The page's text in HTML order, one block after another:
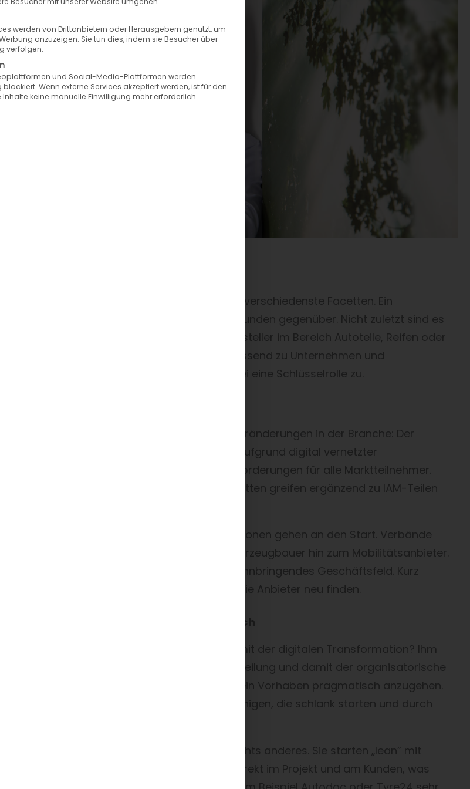
zum innovativen Geschäftsmodell
Automotive Aftermarket zu sein, hat verschiedenste Facetten. Ein
oder ausgezeichneter Service dem Kunden gegenüber. Nicht zuletzt sind es
über den Erfolg entscheiden. Händler und Hersteller im Bereich Autoteile, Reifen oder
jeweils eigenen Innovationsmodus finden. Passend zu Unternehmen und
tragfähigen Lösungsarchitektur kommt dabei eine Schlüsselrolle zu.
härter
und -händler eint, sind fundamentale Veränderungen in der Branche: Der
, Zubehör- und Reifenmarkt wird härter. Aufgrund digital vernetzter
und Serviceprozesse ergeben sich neue Anforderungen für alle Marktteilnehmer.
Marktstrukturen weichen auf. Freie Werkstätten greifen ergänzend zu IAM-Teilen
und internationalisieren. Neue Kooperationen gehen an den Start. Verbände
Die Automobilhersteller wandeln sich vom Fahrzeugbauer hin zum Mobilitätsanbieter.
entdecken das Teilegeschäft als gewinnbringendes Geschäftsfeld. Kurz
sortiert sich neu. In der Folge müssen sich die Anbieter neu finden.
sind Innovationen möglich
der Automotive Aftermarket so schwer mit der digitalen Transformation? Ihm
die Forschungs- und Entwicklungsabteilung und damit der organisatorische
gezielt zu entwickeln. Oft hilft es, ein Vorhaben pragmatisch anzugehen.
Projekten. Erfolgreich sind häufig diejenigen, die schlank starten und durch
wachsen.
Vorzeige-Start-ups im E-Commerce auch nichts anderes. Sie starten „lean” mit
lernen über schnelle Feedback-Schleifen direkt im Projekt und am Kunden, was
werden von Drittanbietern oder Herausgebern genutzt, um
anzuzeigen. Sie tun dies, indem sie Besucher über
verfolgen.
und Social-Media-Plattformen werden
Wenn externe Services akzeptiert werden, ist für den
Inhalte keine manuelle Einwilligung mehr erforderlich.